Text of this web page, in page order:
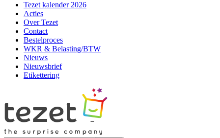
Tezet kalender 2026
Acties
Over Tezet
Contact
Bestelproces
WKR & Belasting/BTW
Nieuws
Nieuwsbrief
Etikettering